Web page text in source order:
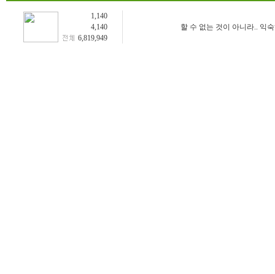
1,140
4,140
6,819,949
할 수 없는 것이 아니라.. 익